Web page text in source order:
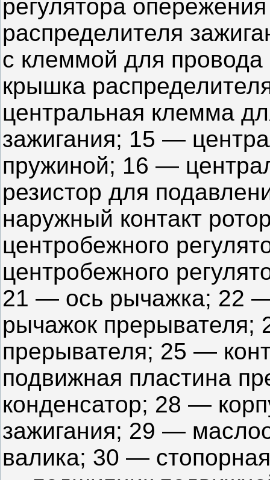
регулятора
распределителя
с клеммой для
крышка
центральная клемма
зажигания; 15 —
пружиной; 16 —
резистор для
наружный контакт
центробежного
центробежного
21 — ось рычажка; 22
рычажок прерывателя;
прерывателя; 25 —
подвижная пластина
конденсатор; 28 —
зажигания; 29 —
валика; 30 —